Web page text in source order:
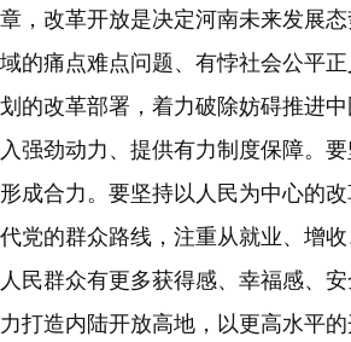
，改革开放是决定河南未来发展
的痛点难点问题、有悖社会公平
的改革部署，着力破除妨碍推进
强劲动力、提供有力制度保障。
成合力。要坚持以人民为中心的
党的群众路线，注重从就业、增
民群众有更多获得感、幸福感、
打造内陆开放高地，以更高水平